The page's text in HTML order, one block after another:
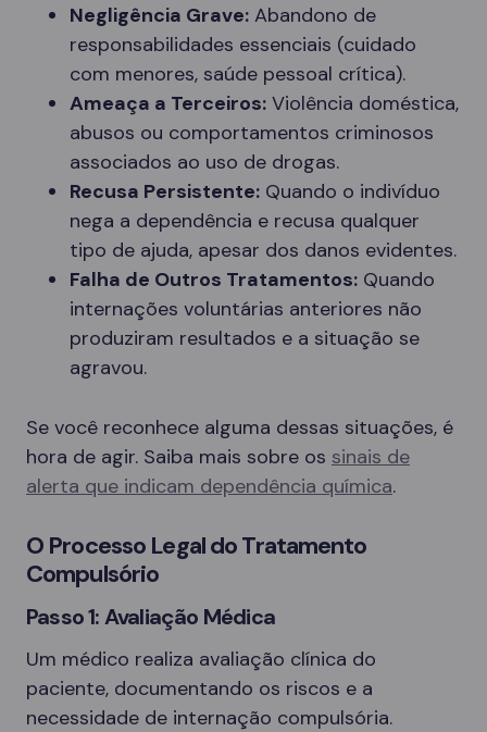
Negligência Grave: Abandono de
responsabilidades essenciais (cuidado
com menores, saúde pessoal crítica).
Ameaça a Terceiros: Violência doméstica,
abusos ou comportamentos criminosos
associados ao uso de drogas.
Recusa Persistente: Quando o indivíduo
nega a dependência e recusa qualquer
tipo de ajuda, apesar dos danos evidentes.
Falha de Outros Tratamentos: Quando
internações voluntárias anteriores não
produziram resultados e a situação se
agravou.
Se você reconhece alguma dessas situações, é
hora de agir. Saiba mais sobre os sinais de
alerta que indicam dependência química.
O Processo Legal do Tratamento
Compulsório
Passo 1: Avaliação Médica
Um médico realiza avaliação clínica do
paciente, documentando os riscos e a
necessidade de internação compulsória.